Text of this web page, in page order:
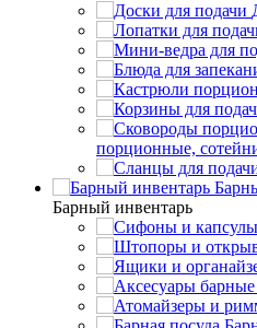
порционные,
Барный инвентарь